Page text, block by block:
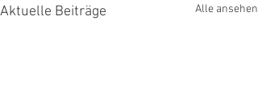
Aktuelle Beiträge Alle ansehen